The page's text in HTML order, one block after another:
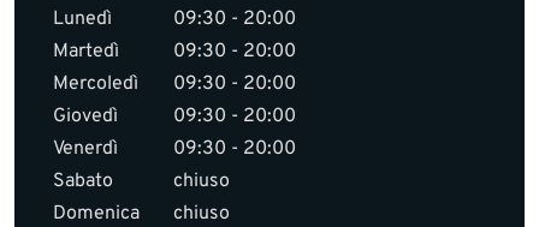
Lunedì
09:30 - 20:00
Martedì
09:30 - 20:00
Mercoledì
09:30 - 20:00
Giovedì
09:30 - 20:00
Venerdì
09:30 - 20:00
Sabato
chiuso
Domenica
chiuso